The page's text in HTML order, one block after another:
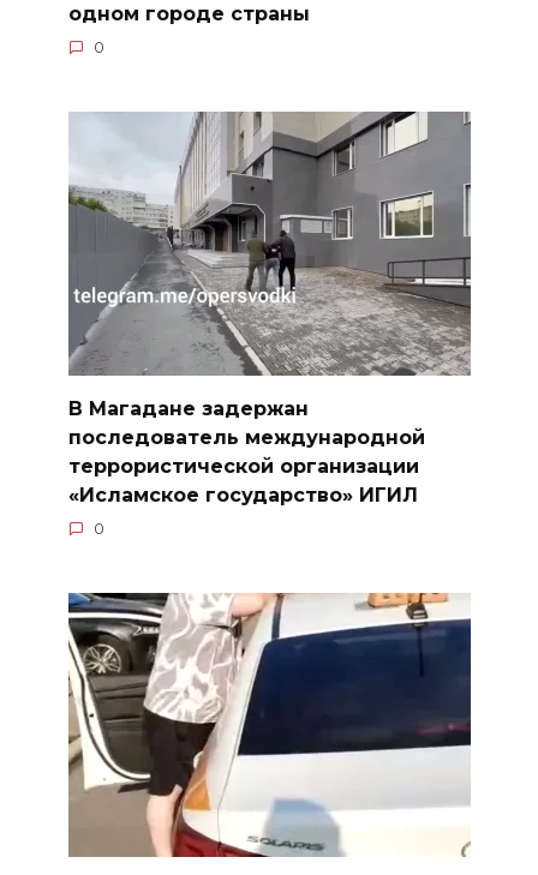
одном городе страны
0
В Магадане задержан
последователь международной
террористической организации
«Исламское государство» ИГИЛ
0